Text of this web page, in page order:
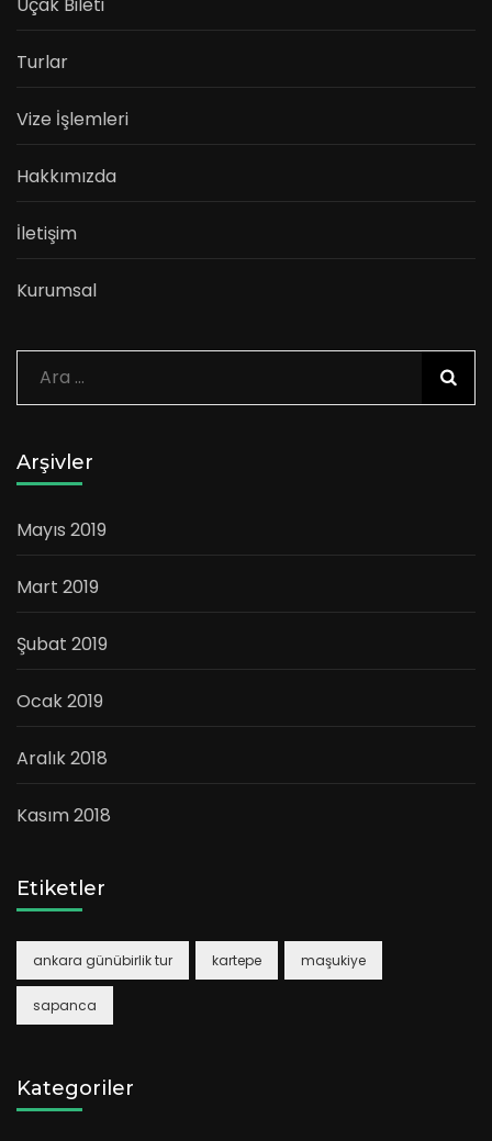
Turlar
Vize İşlemleri
Hakkımızda
İletişim
Kurumsal
Arama:
Arşivler
Mayıs 2019
Mart 2019
Şubat 2019
Ocak 2019
Aralık 2018
Kasım 2018
Etiketler
ankara günübirlik tur kartepe maşukiye
sapanca
Kategoriler